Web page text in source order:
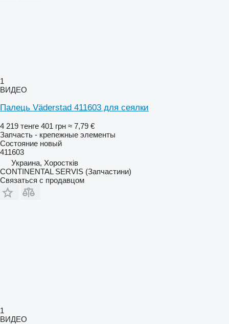
1
ВИДЕО
Палець Väderstad 411603 для сеялки
4 219 тенге 401 грн ≈ 7,79 €
Запчасть - крепежные элементы
Состояние новый
411603
Украина, Хоростків
CONTINENTAL SERVIS (Запчастини)
Связаться с продавцом
1
ВИДЕО